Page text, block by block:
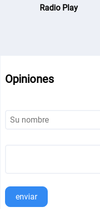
Radio Play
Opiniones
enviar